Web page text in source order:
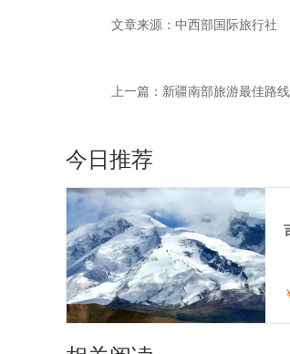
文章来源：中西部国际旅行社
上一篇： 新疆南部旅游最佳路
今日推荐